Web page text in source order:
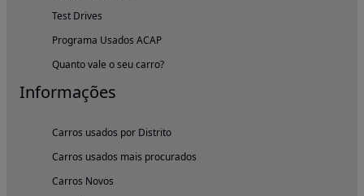
Test Drives
Programa Usados ACAP
Quanto vale o seu carro?
Informações
Carros usados por Distrito
Carros usados mais procurados
Carros Novos